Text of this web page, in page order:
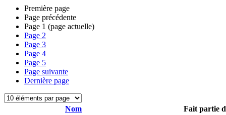
Première page
Page précédente
Page 1 (page actuelle)
Page 2
Page 3
Page 4
Page 5
Page suivante
Dernière page
Nom
Fait partie